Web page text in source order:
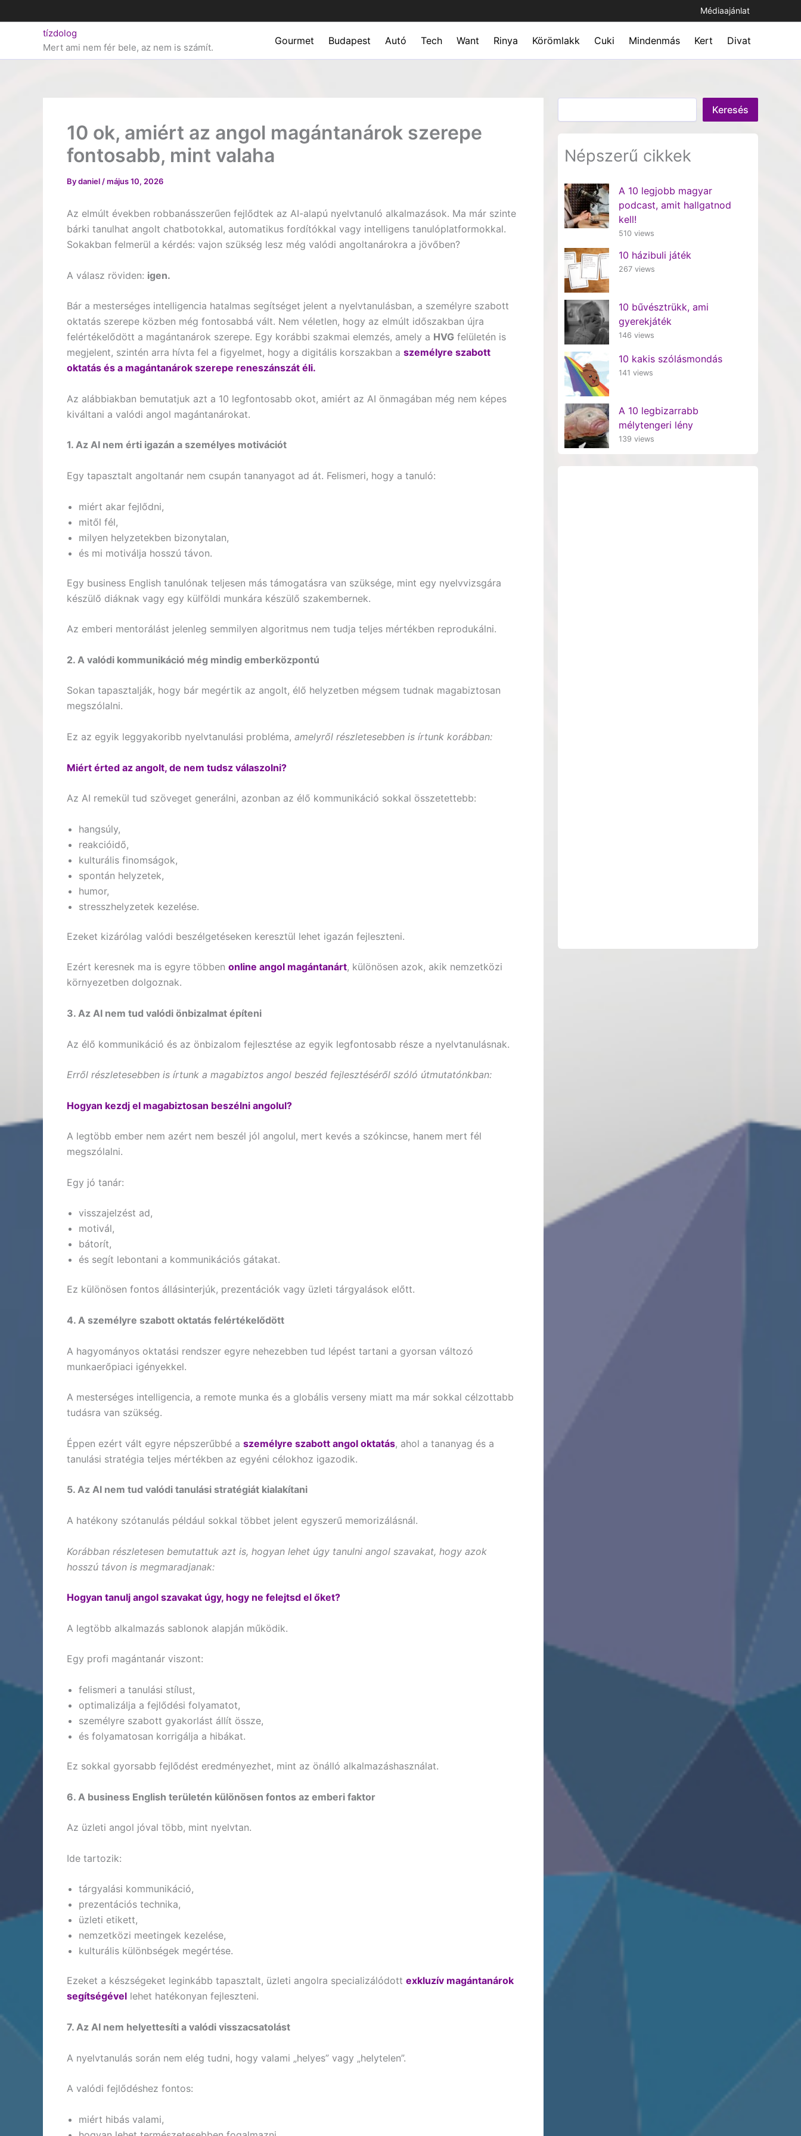
to
Médiaajánlat
tízdolog
Mert ami nem fér bele, az nem is számít.
Gourmet Budapest Autó Tech Want Rinya Körömlakk Cuki Mindenmás Kert Divat
10 ok, amiért az angol magántanárok szerepe
fontosabb, mint valaha
Bydaniel /május 10, 2026
Az elmúlt években robbanásszerűen fejlődtek az AI-alapú nyelvtanuló alkalmazások. Ma már szinte
bárki tanulhat angolt chatbotokkal, automatikus fordítókkal vagy intelligens tanulóplatformokkal.
Sokakban felmerül a kérdés: vajon szükség lesz még valódi angoltanárokra a jövőben?
A válasz röviden: igen.
Bár a mesterséges intelligencia hatalmas segítséget jelent a nyelvtanulásban, a személyre szabott
oktatás szerepe közben még fontosabbá vált. Nem véletlen, hogy az elmúlt időszakban újra
felértékelődött a magántanárok szerepe. Egy korábbi szakmai elemzés, amely a HVG felületén is
megjelent, szintén arra hívta fel a figyelmet, hogy a digitális korszakban a személyre szabott
oktatás és a magántanárok szerepe reneszánszát éli.
Az alábbiakban bemutatjuk azt a 10 legfontosabb okot, amiért az AI önmagában még nem képes
kiváltani a valódi angol magántanárokat.
1. Az AI nem érti igazán a személyes motivációt
Egy tapasztalt angoltanár nem csupán tananyagot ad át. Felismeri, hogy a tanuló:
miért akar fejlődni,
mitől fél,
milyen helyzetekben bizonytalan,
és mi motiválja hosszú távon.
Egy business English tanulónak teljesen más támogatásra van szüksége, mint egy nyelvvizsgára
készülő diáknak vagy egy külföldi munkára készülő szakembernek.
Az emberi mentorálást jelenleg semmilyen algoritmus nem tudja teljes mértékben reprodukálni.
2. A valódi kommunikáció még mindig emberközpontú
Sokan tapasztalják, hogy bár megértik az angolt, élő helyzetben mégsem tudnak magabiztosan
megszólalni.
Ez az egyik leggyakoribb nyelvtanulási probléma, amelyről részletesebben is írtunk korábban:
Miért érted az angolt, de nem tudsz válaszolni?
Az AI remekül tud szöveget generálni, azonban az élő kommunikáció sokkal összetettebb:
hangsúly,
reakcióidő,
kulturális finomságok,
spontán helyzetek,
humor,
stresszhelyzetek kezelése.
Ezeket kizárólag valódi beszélgetéseken keresztül lehet igazán fejleszteni.
Ezért keresnek ma is egyre többen online angol magántanárt, különösen azok, akik nemzetközi
környezetben dolgoznak.
3. Az AI nem tud valódi önbizalmat építeni
Az élő kommunikáció és az önbizalom fejlesztése az egyik legfontosabb része a nyelvtanulásnak.
Erről részletesebben is írtunk a magabiztos angol beszéd fejlesztéséről szóló útmutatónkban:
Hogyan kezdj el magabiztosan beszélni angolul?
A legtöbb ember nem azért nem beszél jól angolul, mert kevés a szókincse, hanem mert fél
megszólalni.
Egy jó tanár:
visszajelzést ad,
motivál,
bátorít,
és segít lebontani a kommunikációs gátakat.
Ez különösen fontos állásinterjúk, prezentációk vagy üzleti tárgyalások előtt.
4. A személyre szabott oktatás felértékelődött
A hagyományos oktatási rendszer egyre nehezebben tud lépést tartani a gyorsan változó
munkaerőpiaci igényekkel.
A mesterséges intelligencia, a remote munka és a globális verseny miatt ma már sokkal célzottabb
tudásra van szükség.
Éppen ezért vált egyre népszerűbbé a személyre szabott angol oktatás, ahol a tananyag és a
tanulási stratégia teljes mértékben az egyéni célokhoz igazodik.
5. Az AI nem tud valódi tanulási stratégiát kialakítani
A hatékony szótanulás például sokkal többet jelent egyszerű memorizálásnál.
Korábban részletesen bemutattuk azt is, hogyan lehet úgy tanulni angol szavakat, hogy azok
hosszú távon is megmaradjanak:
Hogyan tanulj angol szavakat úgy, hogy ne felejtsd el őket?
A legtöbb alkalmazás sablonok alapján működik.
Egy profi magántanár viszont:
felismeri a tanulási stílust,
optimalizálja a fejlődési folyamatot,
személyre szabott gyakorlást állít össze,
és folyamatosan korrigálja a hibákat.
Ez sokkal gyorsabb fejlődést eredményezhet, mint az önálló alkalmazáshasználat.
6. A business English területén különösen fontos az emberi faktor
Az üzleti angol jóval több, mint nyelvtan.
Ide tartozik:
tárgyalási kommunikáció,
prezentációs technika,
üzleti etikett,
nemzetközi meetingek kezelése,
kulturális különbségek megértése.
Ezeket a készségeket leginkább tapasztalt, üzleti angolra specializálódott exkluzív magántanárok
segítségével lehet hatékonyan fejleszteni.
7. Az AI nem helyettesíti a valódi visszacsatolást
A nyelvtanulás során nem elég tudni, hogy valami „helyes” vagy „helytelen”.
A valódi fejlődéshez fontos:
miért hibás valami,
Keresés
Népszerű cikkek
A 10 legjobb magyar
podcast, amit hallgatnod
kell!
510 views
10 házibuli játék
267 views
10 bűvésztrükk, ami
gyerekjáték
146 views
10 kakis szólásmondás
141 views
A 10 legbizarrabb
mélytengeri lény
139 views